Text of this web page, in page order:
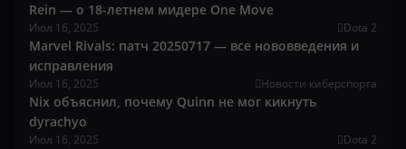
Rein — о 18-летнем мидере One Move
Июл 16, 2025 Dota 2
Marvel Rivals: патч 20250717 — все нововведения и
исправления
Июл 16, 2025 Новости киберспорта
Nix объяснил, почему Quinn не мог кикнуть
dyrachyo
Июл 16, 2025 Dota 2